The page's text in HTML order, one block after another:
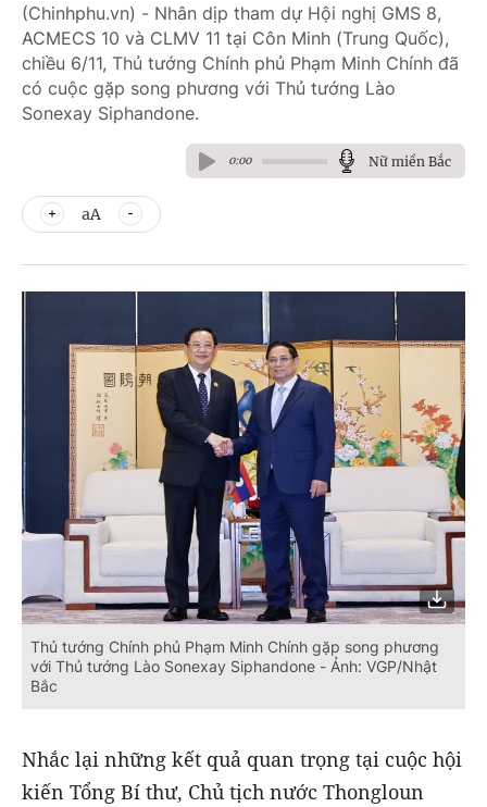
(Chinhphu.vn) - Nhân dịp tham dự Hội nghị GMS 8,
ACMECS 10 và CLMV 11 tại Côn Minh (Trung Quốc),
chiều 6/11, Thủ tướng Chính phủ Phạm Minh Chính đã
có cuộc gặp song phương với Thủ tướng Lào
Sonexay Siphandone.
0:00 Nữ miền Bắc
aA
Thủ tướng Chính phủ Phạm Minh Chính gặp song phương
với Thủ tướng Lào Sonexay Siphandone - Ảnh: VGP/Nhật
Bắc
Nhắc lại những kết quả quan trọng tại cuộc hội
kiến Tổng Bí thư, Chủ tịch nước Thongloun